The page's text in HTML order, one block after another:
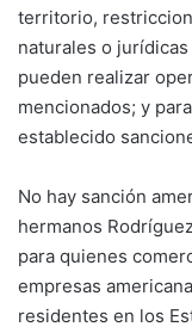
territorio,
naturales o
pueden realizar
mencionados; y
establecido
No hay sanción
hermanos
para quienes
empresas
residentes en los